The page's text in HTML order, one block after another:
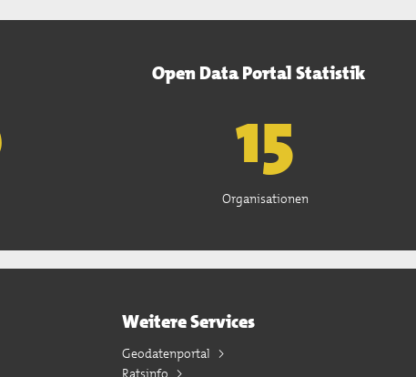
Open Data Portal Statistik
15
Organisationen
Weitere Services
Geodatenportal
Ratsinfo